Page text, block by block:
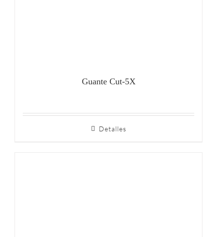
Guante Cut-5X
Detalles